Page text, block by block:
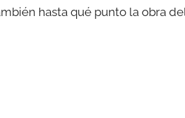
hasta qué punto la obra